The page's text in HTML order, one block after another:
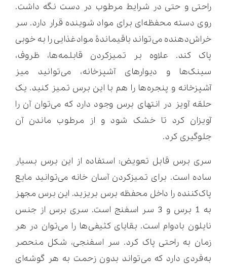
راحتی و حتی در شرایط مرطوب در دست نگه داشت.
روی دسته محفظه‌ای برای مواد شوینده قرار دارد. سر
خراش‌دهنده می‌تواند باقیماندۀ موادغذایی را به خوبی
پاک کند. علاوه بر تمیزکردن قابلمه‌ها، ظروف،
سینک‌ها و دیوارهای آشپزخانه، می‌توانید میز
آشپزخانه و پنجره‌ها را هم با این برس تمیز کنید. یک
حلقه آویز در انتهای برس وجود دارد که می‌توان آن را
آویزان کرد تا خشک شود و از مرطوب ماندن آن
جلوگیری کرد.
سری برس قابل تعویض: استفاده از این برس بسیار
ساده است. برای تمیزکردن آسان خانه می‌توانید مایع
پاک‌کننده را داخل محفظه برس بریزید. این برس مجهز
به 1 برس و 3 سر اسفنج است. سری برس از جنس
نایلون بادوام است. بقایای کثیفی‌ها را می‌توان در هر
زمان به راحتی پاک کرد. سر اسفنجی، شکل منحصر
به‌فردی دارد که می‌تواند بدون زحمت به هر گوشه‌ای